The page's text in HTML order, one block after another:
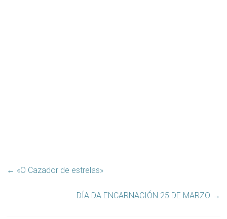
← «O Cazador de estrelas»
DÍA DA ENCARNACIÓN 25 DE MARZO →